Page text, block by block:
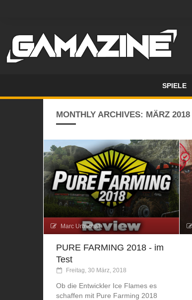
SPIELE
MONTHLY ARCHIVES: MÄRZ 2018
Marc Urbschat
PURE FARMING 2018 - im
Test
Freitag, 30 März, 2018
Ob die Entwickler Ice Flames es
schaffen mit Pure Farming 2018